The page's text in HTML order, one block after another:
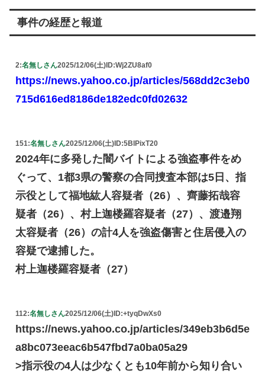
事件の経歴と報道
2:名無しさん2025/12/06(土) ID:Wj2ZU8af0
https://news.yahoo.co.jp/articles/568dd2c3eb0
715d616ed8186de182edc0fd02632
151:名無しさん2025/12/06(土) ID:5BlPixT20
2024年に多発した闇バイトによる強盗事件をめ
ぐって、1都3県の警察の合同捜査本部は5日、指
示役として福地紘人容疑者（26）、齊藤拓哉容
疑者（26）、村上迦楼羅容疑者（27）、渡邉翔
太容疑者（26）の計4人を強盗傷害と住居侵入の
容疑で逮捕した。
村上迦楼羅容疑者（27）
112:名無しさん2025/12/06(土) ID:+tyqDwXs0
https://news.yahoo.co.jp/articles/349eb3b6d5e
a8bc073eeac6b547fbd7a0ba05a29
>指示役の4人は少なくとも10年前から知り合い